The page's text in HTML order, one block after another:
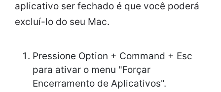
aplicativo ser fechado é que você poderá
excluí-lo do seu Mac.
Pressione Option + Command + Esc
para ativar o menu "Forçar
Encerramento de Aplicativos".